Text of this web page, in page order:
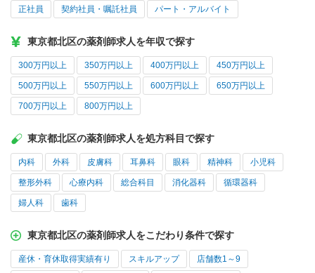
正社員 契約社員・嘱託社員 パート・アルバイト
東京都北区の薬剤師求人を年収で探す
300万円以上 350万円以上 400万円以上 450万円以上
500万円以上 550万円以上 600万円以上 650万円以上
700万円以上 800万円以上
東京都北区の薬剤師求人を処方科目で探す
内科 外科 皮膚科 耳鼻科 眼科 精神科 小児科
整形外科 心療内科 総合科目 消化器科 循環器科
婦人科 歯科
東京都北区の薬剤師求人をこだわり条件で探す
産休・育休取得実績有り スキルアップ 店舗数1～9